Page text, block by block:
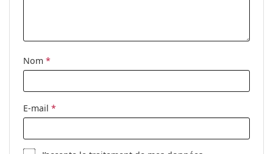
Autres
Sexe:
Marque:
Nom *
E-mail *